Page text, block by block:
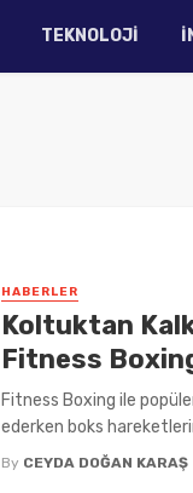
TEKNOLOJI
HABERLER
Koltuktan
Fitness
Fitness Boxing ile
ederken boks
By CEYDA DOĞAN KARAŞ